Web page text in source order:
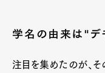
学名の由来は"デ
注目を集めたのが、そ